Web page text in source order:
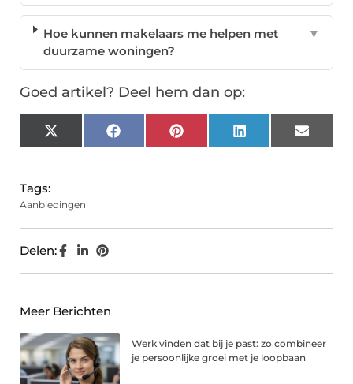
Hoe kunnen makelaars me helpen met
duurzame woningen?
▼
Goed artikel? Deel hem dan op:
X
(Twitter)
FacebookPinterest LinkedIn Email
Tags:
Aanbiedingen
Delen:
Meer Berichten
Werk vinden dat bij je past: zo combineer
je persoonlijke groei met je loopbaan